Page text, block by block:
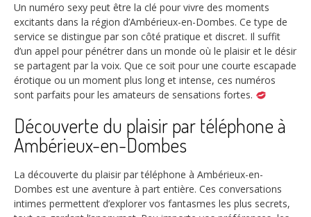
Un numéro sexy peut être la clé pour vivre des moments
excitants dans la région d’Ambérieux-en-Dombes. Ce type de
service se distingue par son côté pratique et discret. Il suffit
d’un appel pour pénétrer dans un monde où le plaisir et le désir
se partagent par la voix. Que ce soit pour une courte escapade
érotique ou un moment plus long et intense, ces numéros
sont parfaits pour les amateurs de sensations fortes.
Découverte du plaisir par téléphone à
Ambérieux-en-Dombes
La découverte du plaisir par téléphone à Ambérieux-en-
Dombes est une aventure à part entière. Ces conversations
intimes permettent d’explorer vos fantasmes les plus secrets,